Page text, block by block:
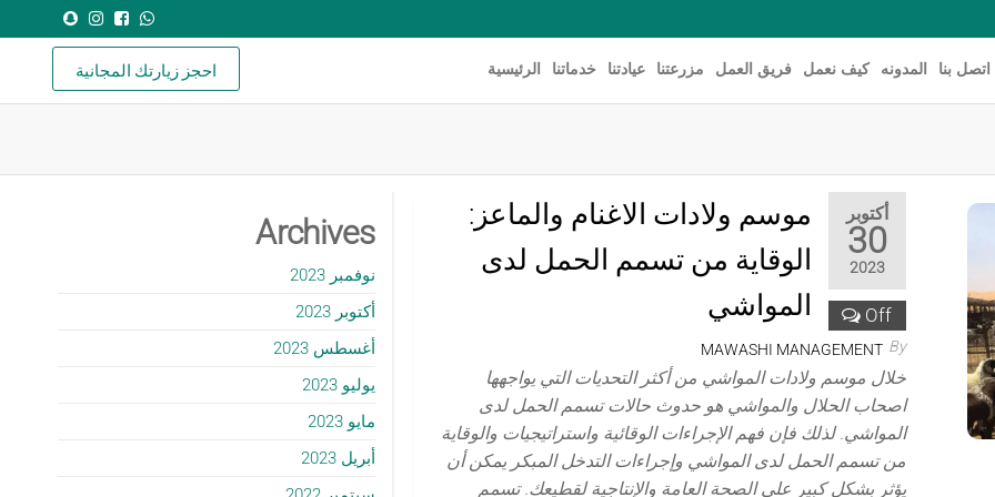
احجز زيارتك المجانية الرئيسية خدماتنا عيادتنا مزرعتنا فريق العمل كيف نعمل المدونه اتصل بنا
أكتوبر
30
2023
Off
موسم ولادات الاغنام والماعز:
الوقاية من تسمم الحمل لدى
المواشي
By
MAWASHI MANAGEMENT
خلال موسم ولادات المواشي من أكثر التحديات التي يواجهها
اصحاب الحلال والمواشي هو حدوث حالات تسمم الحمل لدى
المواشي. لذلك فإن فهم الإجراءات الوقائية واستراتيجيات والوقاية
من تسمم الحمل لدى المواشي وإجراءات التدخل المبكر يمكن أن
يؤثر بشكل كبير على الصحة العامة والإنتاجية لقطيعك. تسمم
Archives
نوفمبر 2023
أكتوبر 2023
أغسطس 2023
يوليو 2023
مايو 2023
أبريل 2023